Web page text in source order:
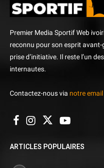
Premier Media Sportif Web
reconnu pour son esprit
prise d’initiative. Il reste l’un
internautes.
Contactez-nous via notre email
ARTICLES POPULAIRES